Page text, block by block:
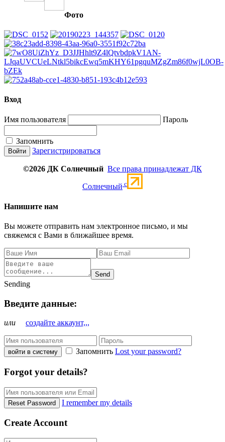
Фото
Вход
Имя пользователя Пароль
Запомнить
Зарегистрироваться
©2026 ДК Солнечный Все права принадлежат ДК
Солнечный c
Напишите нам
Вы можете отправить нам электронное письмо, и мы
свяжемся с Вами в ближайшее время.
Send
Sending
Введите данные:
или создайте аккаунт,,,
войти в систему Запомнить Lost your password?
Forgot your details?
Reset Password I remember my details
Create Account